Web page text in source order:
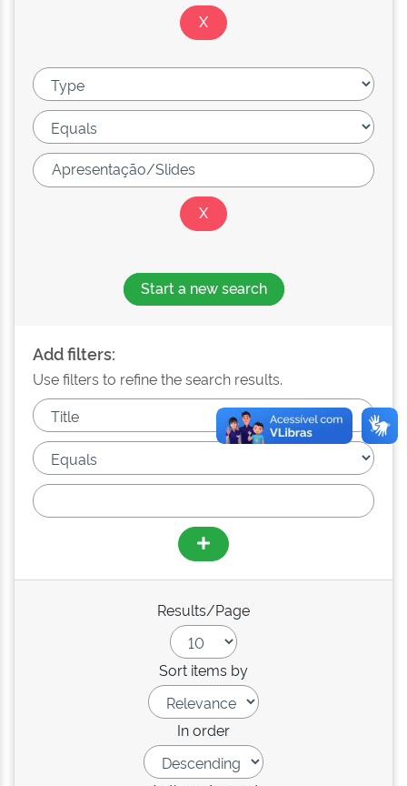
Start a new search
Add filters:
Use filters to refine the search results.
Results/Page
Sort items by
In order